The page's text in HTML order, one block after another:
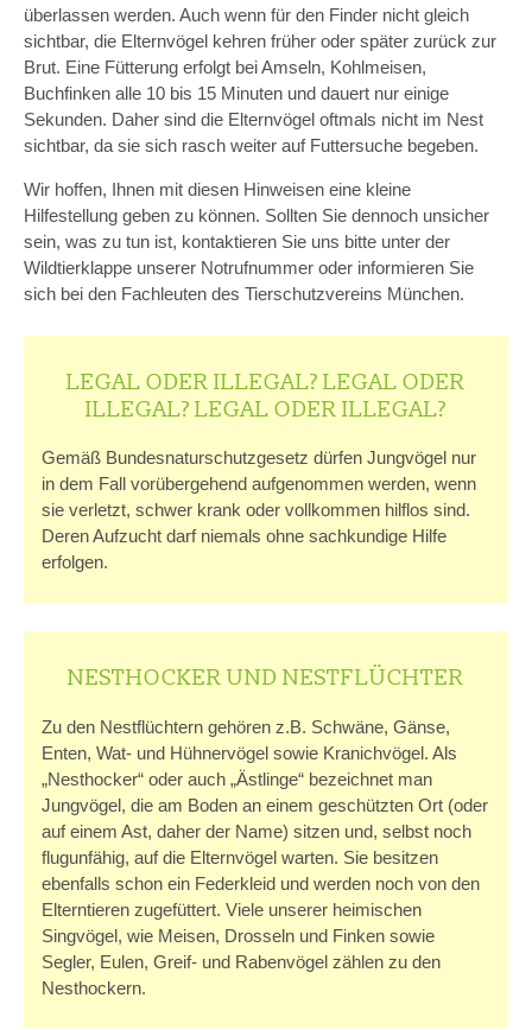
überlassen werden. Auch wenn für den Finder nicht gleich
sichtbar, die Elternvögel kehren früher oder später zurück zur
Brut. Eine Fütterung erfolgt bei Amseln, Kohlmeisen,
Buchfinken alle 10 bis 15 Minuten und dauert nur einige
Sekunden. Daher sind die Elternvögel oftmals nicht im Nest
sichtbar, da sie sich rasch weiter auf Futtersuche begeben.
Wir hoffen, Ihnen mit diesen Hinweisen eine kleine
Hilfestellung geben zu können. Sollten Sie dennoch unsicher
sein, was zu tun ist, kontaktieren Sie uns bitte unter der
Wildtierklappe unserer Notrufnummer oder informieren Sie
sich bei den Fachleuten des Tierschutzvereins München.
LEGAL ODER ILLEGAL? LEGAL ODER
ILLEGAL? LEGAL ODER ILLEGAL?
Gemäß Bundesnaturschutzgesetz dürfen Jungvögel nur
in dem Fall vorübergehend aufgenommen werden, wenn
sie verletzt, schwer krank oder vollkommen hilflos sind.
Deren Aufzucht darf niemals ohne sachkundige Hilfe
erfolgen.
NESTHOCKER UND NESTFLÜCHTER
Zu den Nestflüchtern gehören z.B. Schwäne, Gänse,
Enten, Wat- und Hühnervögel sowie Kranichvögel. Als
„Nesthocker“ oder auch „Ästlinge“ bezeichnet man
Jungvögel, die am Boden an einem geschützten Ort (oder
auf einem Ast, daher der Name) sitzen und, selbst noch
flugunfähig, auf die Elternvögel warten. Sie besitzen
ebenfalls schon ein Federkleid und werden noch von den
Elterntieren zugefüttert. Viele unserer heimischen
Singvögel, wie Meisen, Drosseln und Finken sowie
Segler, Eulen, Greif- und Rabenvögel zählen zu den
Nesthockern.